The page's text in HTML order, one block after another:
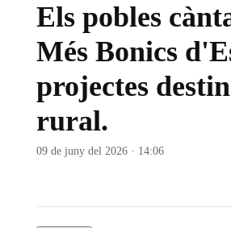
Els pobles
Més Bonics
projectes
rural.
09 de juny del 2026 · 14:06